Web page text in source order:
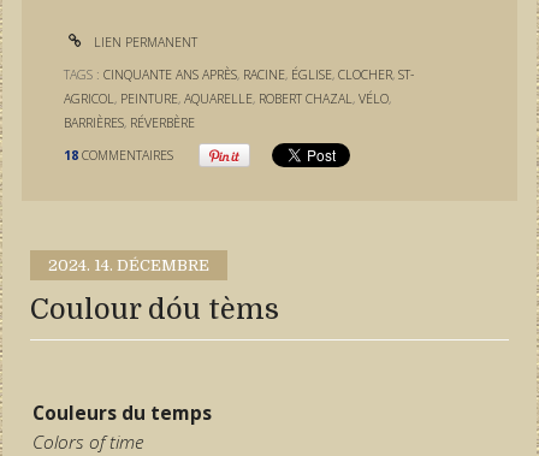
LIEN PERMANENT
TAGS :CINQUANTE ANS APRÈS, RACINE, ÉGLISE,CLOCHER,ST-
AGRICOL, PEINTURE,AQUARELLE, ROBERT CHAZAL,VÉLO,
BARRIÈRES, RÉVERBÈRE
18 COMMENTAIRES
2024. 14. DÉCEMBRE
Coulour dóu tèms
Couleurs du temps
Colors of time